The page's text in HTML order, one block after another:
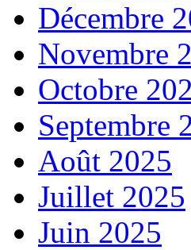
Décembre
Novembre
Octobre
Septembre
Août 2025
Juillet 2025
Juin 2025